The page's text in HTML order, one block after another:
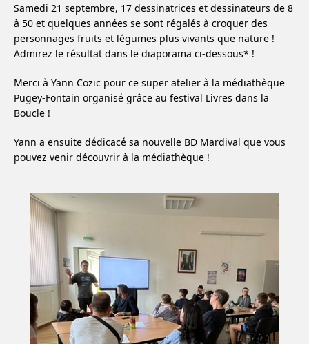
Samedi 21 septembre, 17 dessinatrices et dessinateurs de 8
à 50 et quelques années se sont régalés à croquer des
personnages fruits et légumes plus vivants que nature !
Admirez le résultat dans le diaporama ci-dessous* !
Merci à Yann Cozic pour ce super atelier à la médiathèque
Pugey-Fontain organisé grâce au festival Livres dans la
Boucle !
Yann a ensuite dédicacé sa nouvelle BD Mardival que vous
pouvez venir découvrir à la médiathèque !